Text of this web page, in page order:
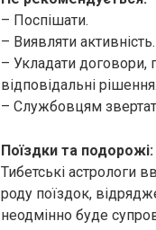
– Поспішати.
– Виявляти активність.
– Укладати договори,
відповідальні рішення.
– Службовцям
Поїздки та подорожі:
Тибетські астрологи
роду поїздок,
неодмінно буде